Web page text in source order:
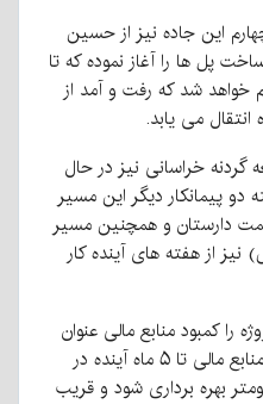
این جاده نیز از حسین
پل ها را آغاز نموده که تا
خواهد شد که رفت و آمد از
می یابد.
گردنه خراسانی نیز در حال
پیمانکار دیگر این مسیر
دارستان و همچنین مسیر
از هفته های آینده کار
را کمبود منابع مالی عنوان
کرده و گفت: امیدواریم با تامین منابع مالی تا ۵ ماه آینده در
چترود حداقل ۲۰ کیلومتر بهره برداری شود و قریب